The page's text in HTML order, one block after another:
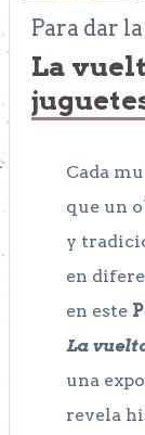
Para dar
La
Cada
que un
y
en
en este
La
una
revela